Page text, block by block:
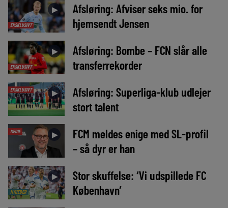
EKSKLUSIVT
►
Afsløring: Afviser seks mio. for
hjemsendt Jensen
EKSKLUSIVT
►
Afsløring: Bombe – FCN slår alle
transferrekorder
EKSKLUSIVT ►
Afsløring: Superliga-klub udlejer
stort talent
MEDIE ►
FCM meldes enige med SL-profil
– så dyr er han
NYHEDER
►
Stor skuffelse: ‘Vi udspillede FC
København’